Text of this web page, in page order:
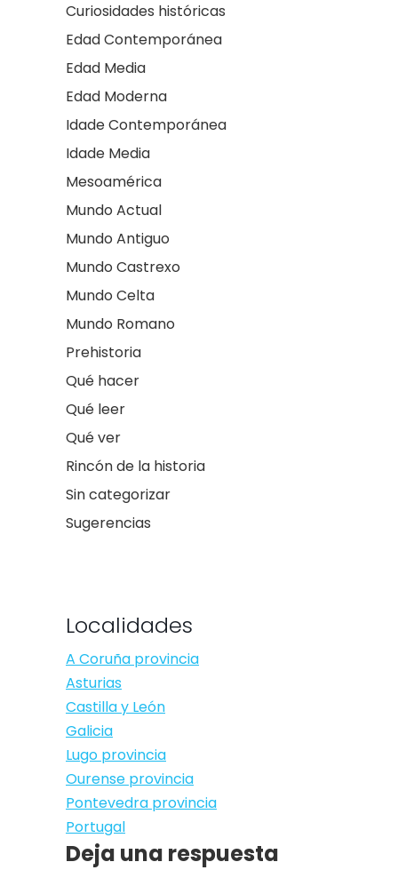
Curiosidades históricas
Edad Contemporánea
Edad Media
Edad Moderna
Idade Contemporánea
Idade Media
Mesoamérica
Mundo Actual
Mundo Antiguo
Mundo Castrexo
Mundo Celta
Mundo Romano
Prehistoria
Qué hacer
Qué leer
Qué ver
Rincón de la historia
Sin categorizar
Sugerencias
Localidades
A Coruña provincia
Asturias
Castilla y León
Galicia
Lugo provincia
Ourense provincia
Pontevedra provincia
Portugal
Deja una respuesta